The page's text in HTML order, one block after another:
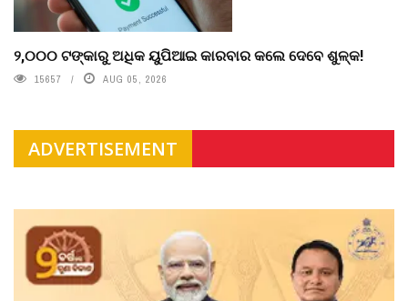
୨,୦୦୦ ଟଙ୍କାରୁ ଅଧିକ ୟୁପିଆଇ କାରବାର କଲେ ଦେବେ ଶୁଳ୍କ!
15657 AUG 05, 2026
ADVERTISEMENT